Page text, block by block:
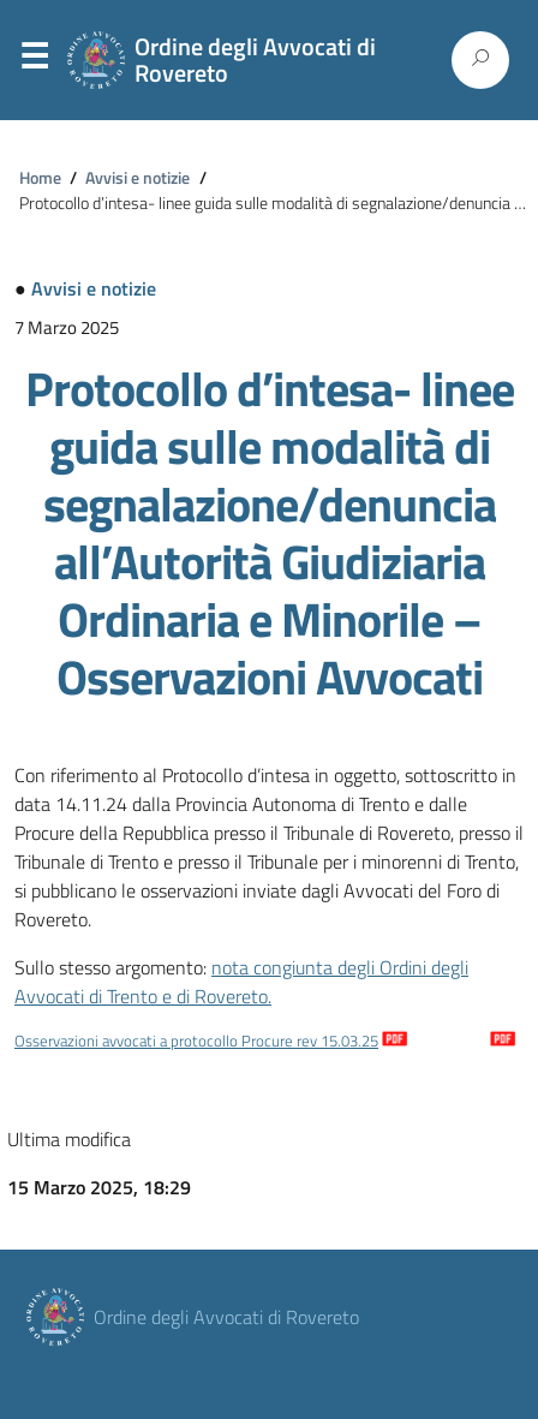
Ordine degli Avvocati di
Rovereto
Home / Avvisi e notizie /
Protocollo d’intesa- linee guida sulle modalità di segnalazione/denuncia all’Autorità Giudiziaria Ordinaria e Minorile – Osservazioni Avvocati
● Avvisi e notizie
7 Marzo 2025
Protocollo d’intesa- linee
guida sulle modalità di
segnalazione/denuncia
all’Autorità Giudiziaria
Ordinaria e Minorile –
Osservazioni Avvocati
Con riferimento al Protocollo d’intesa in oggetto, sottoscritto in
data 14.11.24 dalla Provincia Autonoma di Trento e dalle
Procure della Repubblica presso il Tribunale di Rovereto, presso il
Tribunale di Trento e presso il Tribunale per i minorenni di Trento,
si pubblicano le osservazioni inviate dagli Avvocati del Foro di
Rovereto.
Sullo stesso argomento: nota congiunta degli Ordini degli
Avvocati di Trento e di Rovereto.
Osservazioni avvocati a protocollo Procure rev 15.03.25
Ultima modifica
15 Marzo 2025, 18:29
Ordine degli Avvocati di Rovereto